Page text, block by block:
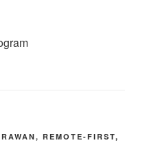
,REMOTE-FIRST,